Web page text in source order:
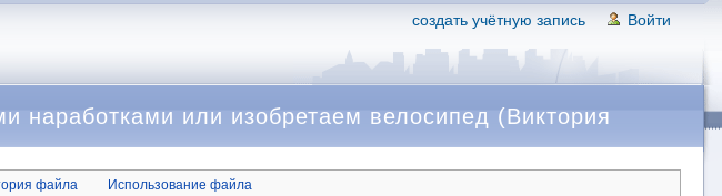
создать учётную запись Войти
наработками или изобретаем велосипед (Виктория
файла Использование файла